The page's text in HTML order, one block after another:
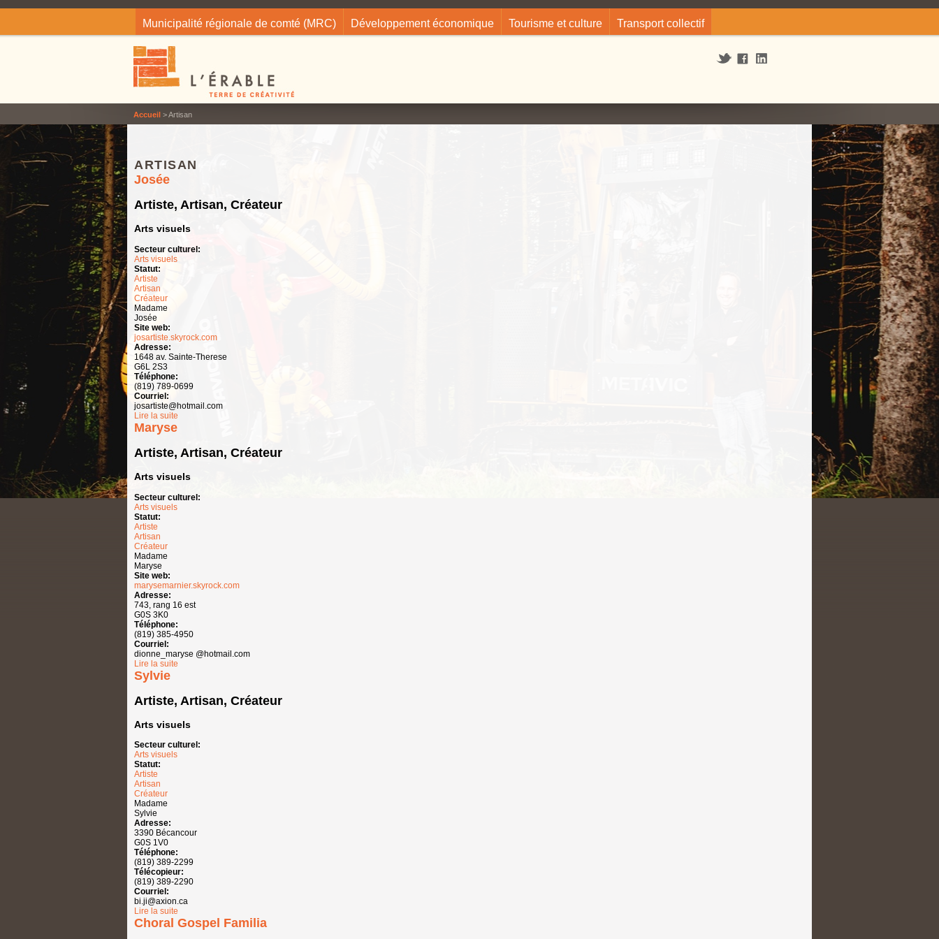
Municipalité régionale de comté (MRC) Développement économique Tourisme et culture Transport collectif
Accueil> Artisan
ARTISAN
Josée
Artiste, Artisan, Créateur
Arts visuels
Secteur culturel:
Arts visuels
Statut:
Artiste
Artisan
Créateur
Madame
Josée
Site web:
josartiste.skyrock.com
Adresse:
1648 av. Sainte-Therese
G6L 2S3
Téléphone:
(819) 789-0699
Courriel:
josartiste@hotmail.com
Lire la suite
Maryse
Artiste, Artisan, Créateur
Arts visuels
Secteur culturel:
Arts visuels
Statut:
Artiste
Artisan
Créateur
Madame
Maryse
Site web:
marysemarnier.skyrock.com
Adresse:
743, rang 16 est
G0S 3K0
Téléphone:
(819) 385-4950
Courriel:
dionne_maryse @hotmail.com
Lire la suite
Sylvie
Artiste, Artisan, Créateur
Arts visuels
Secteur culturel:
Arts visuels
Statut:
Artiste
Artisan
Créateur
Madame
Sylvie
Adresse:
3390 Bécancour
G0S 1V0
Téléphone:
(819) 389-2299
Télécopieur:
(819) 389-2290
Courriel:
bi.ji@axion.ca
Lire la suite
Choral Gospel Familia